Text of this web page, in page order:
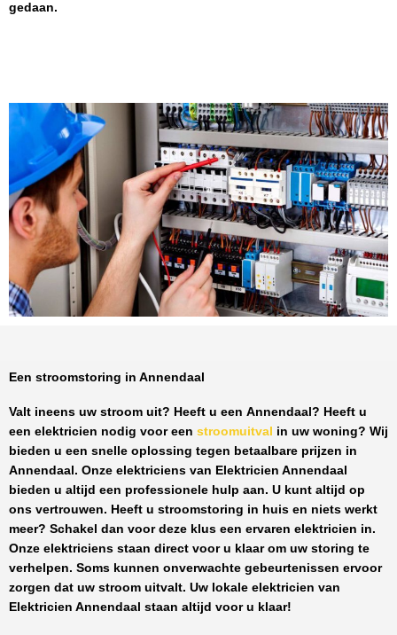
gedaan.
Een stroomstoring in Annendaal
Valt ineens uw stroom uit? Heeft u een Annendaal ? Heeft u
een elektricien nodig voor een stroomuitval in uw woning? Wij
bieden u een snelle oplossing tegen betaalbare prijzen in
Annendaal . Onze elektriciens van Elektricien Annendaal
bieden u altijd een professionele hulp aan. U kunt altijd op
ons vertrouwen. Heeft u stroomstoring in huis en niets werkt
meer? Schakel dan voor deze klus een ervaren elektricien in.
Onze elektriciens staan direct voor u klaar om uw storing te
verhelpen. Soms kunnen onverwachte gebeurtenissen ervoor
zorgen dat uw stroom uitvalt. Uw lokale elektricien van
Elektricien Annendaal staan altijd voor u klaar!